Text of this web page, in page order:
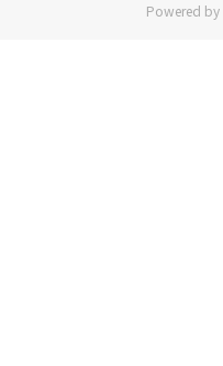
Powered by